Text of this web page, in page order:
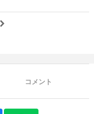
コメント